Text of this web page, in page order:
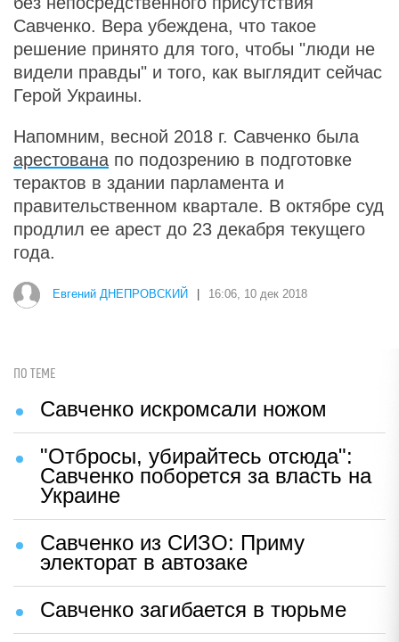
Савченко. Вера убеждена, что такое
решение принято для того, чтобы "люди не
видели правды" и того, как выглядит сейчас
Герой Украины.
Напомним, весной 2018 г. Савченко была
арестована по подозрению в подготовке
терактов в здании парламента и
правительственном квартале. В октябре суд
продлил ее арест до 23 декабря текущего
года.
Евгений ДНЕПРОВСКИЙ 16:06, 10 дек 2018
ПО ТЕМЕ
Савченко искромсали ножом
"Отбросы, убирайтесь отсюда":
Савченко поборется за власть на
Украине
Савченко из СИЗО: Приму
электорат в автозаке
Савченко загибается в тюрьме